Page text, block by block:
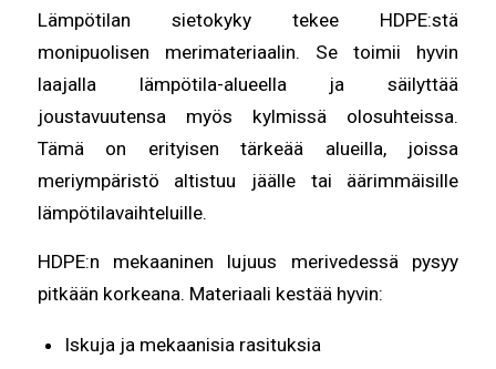
Lämpötilan sietokyky tekee HDPE:stä
monipuolisen merimateriaalin. Se toimii hyvin
laajalla lämpötila-alueella ja säilyttää
joustavuutensa myös kylmissä olosuhteissa.
Tämä on erityisen tärkeää alueilla, joissa
meriympäristö altistuu jäälle tai äärimmäisille
lämpötilavaihteluille.
HDPE:n mekaaninen lujuus merivedessä pysyy
pitkään korkeana. Materiaali kestää hyvin:
Iskuja ja mekaanisia rasituksia